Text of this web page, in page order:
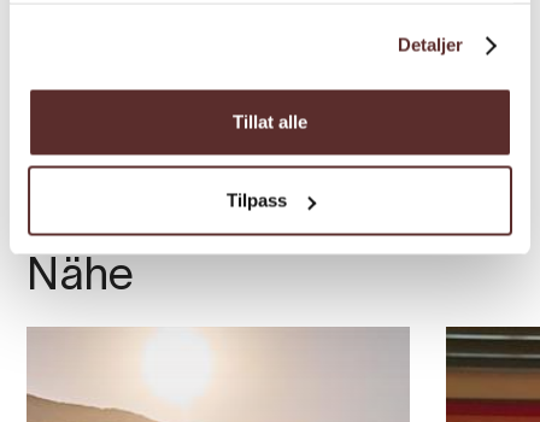
Detaljer
Tillat alle
Tilpass
Übernachtungen in der
Nähe